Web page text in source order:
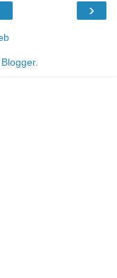
›
Blogger.